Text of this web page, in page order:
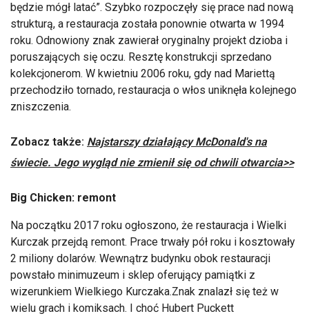
będzie mógł latać”. Szybko rozpoczęły się prace nad nową
strukturą, a restauracja została ponownie otwarta w 1994
roku. Odnowiony znak zawierał oryginalny projekt dzioba i
poruszających się oczu. Resztę konstrukcji sprzedano
kolekcjonerom. W kwietniu 2006 roku, gdy nad Mariettą
przechodziło tornado, restauracja o włos uniknęła kolejnego
zniszczenia.
Zobacz także: Najstarszy działający McDonald's na
świecie. Jego wygląd nie zmienił się od chwili otwarcia>>
Big Chicken: remont
Na początku 2017 roku ogłoszono, że restauracja i Wielki
Kurczak przejdą remont. Prace trwały pół roku i kosztowały
2 miliony dolarów. Wewnątrz budynku obok restauracji
powstało minimuzeum i sklep oferujący pamiątki z
wizerunkiem Wielkiego Kurczaka.Znak znalazł się też w
wielu grach i komiksach. I choć Hubert Puckett